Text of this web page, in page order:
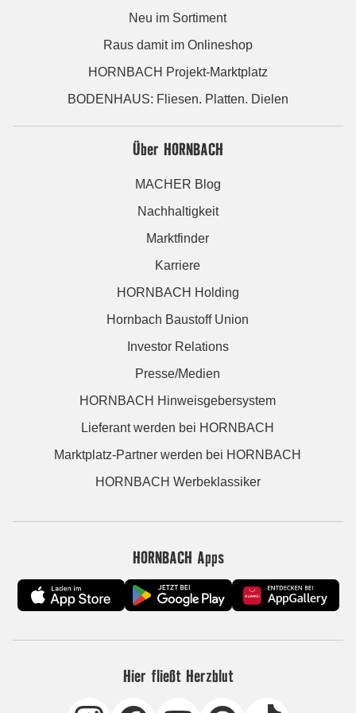
Neu im Sortiment
Raus damit im Onlineshop
HORNBACH Projekt-Marktplatz
BODENHAUS: Fliesen. Platten. Dielen
Über HORNBACH
MACHER Blog
Nachhaltigkeit
Marktfinder
Karriere
HORNBACH Holding
Hornbach Baustoff Union
Investor Relations
Presse/Medien
HORNBACH Hinweisgebersystem
Lieferant werden bei HORNBACH
Marktplatz-Partner werden bei HORNBACH
HORNBACH Werbeklassiker
HORNBACH Apps
Hier fließt Herzblut